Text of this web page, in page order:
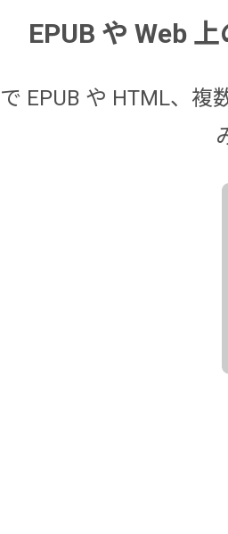
EPUB や Web
EPUB や HTML、複